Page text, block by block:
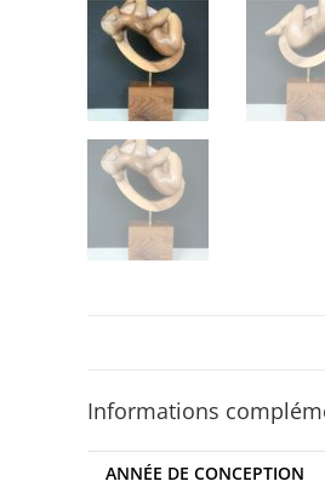
Informations
ANNÉE DE CONCEPTION